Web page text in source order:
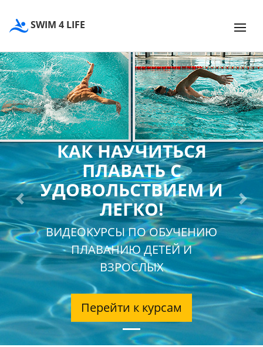
SWIM 4 LIFE
КАК НАУЧИТЬСЯ
ПЛАВАТЬ С
УДОВОЛЬСТВИЕМ И
ЛЕГКО!
ВИДЕОКУРСЫ ПО ОБУЧЕНИЮ
ПЛАВАНИЮ ДЕТЕЙ И
ВЗРОСЛЫХ
Перейти к курсам
Previous Next